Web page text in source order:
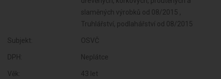
slaměných výrobků od 08/2015 ,
Truhlářství, podlahářství od 08/2015
Subjekt: OSVČ
DPH: Neplátce
Věk: 43 let